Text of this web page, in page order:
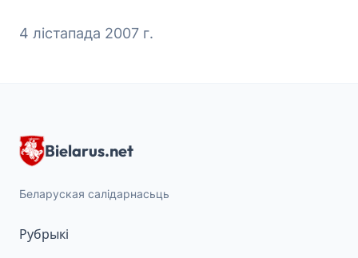
4 лістапада 2007 г.
Bielarus.net
Беларуская салідарнасьць
Рубрыкі